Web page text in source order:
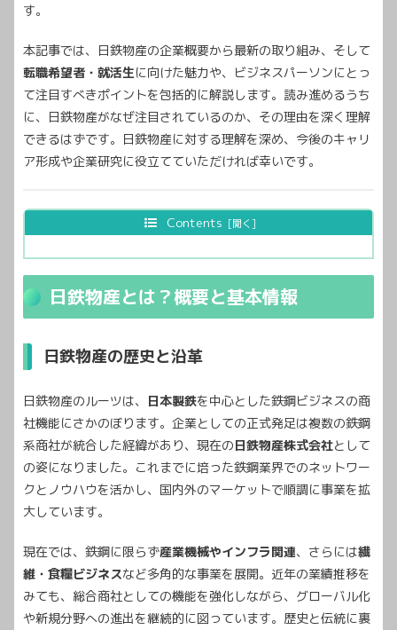
す。
本記事では、日鉄物産の企業概要から最新の取り組み、そして
転職希望者・就活生に向けた魅力や、ビジネスパーソンにとっ
て注目すべきポイントを包括的に解説します。読み進めるうち
に、日鉄物産がなぜ注目されているのか、その理由を深く理解
できるはずです。日鉄物産に対する理解を深め、今後のキャリ
ア形成や企業研究に役立てていただければ幸いです。
Contents
日鉄物産とは？概要と基本情報
日鉄物産の歴史と沿革
日鉄物産のルーツは、 日本製鉄を中心とした鉄鋼ビジネスの商
社機能にさかのぼります。企業としての正式発足は複数の鉄鋼
系商社が統合した経緯があり、現在の日鉄物産株式会社として
の姿になりました。これまでに培った鉄鋼業界でのネットワー
クとノウハウを活かし、国内外のマーケットで順調に事業を拡
大しています。
現在では、鉄鋼に限らず産業機械やインフラ関連、さらには繊
維・食糧ビジネスなど多角的な事業を展開。近年の業績推移を
みても、総合商社としての機能を強化しながら、グローバル化
や新規分野への進出を継続的に図っています。歴史と伝統に裏